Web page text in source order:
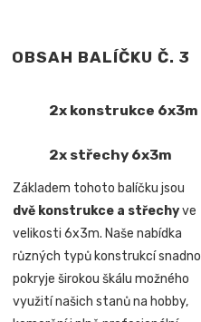
OBSAH BALÍČKU Č. 3
2x konstrukce 6x3m
2x střechy 6x3m
Základem tohoto balíčku jsou
dvě konstrukce a střechyve
velikosti 6x3m. Naše nabídka
různých typů konstrukcí snadno
pokryje širokou škálu možného
využití našich stanů na hobby,